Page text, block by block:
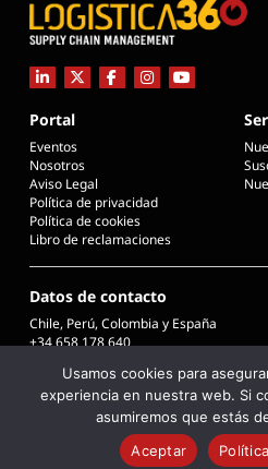
Portal
Eventos
Nosotros
Aviso Legal
Política de privacidad
Política de cookies
Libro de reclamaciones
Datos de contacto
Chile, Perú, Colombia y España
+34 658 178 640
info@logistica360.pe
info@logistica360.co
info@logistica360.es
COPYRIGHT © 2026 L360 - LOGISTICA
Usamos cookies para
experiencia en nuestra web. Si
asumiremos que estás
Aceptar